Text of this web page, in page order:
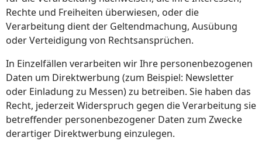
Rechte und Freiheiten überwiesen, oder die
Verarbeitung dient der Geltendmachung, Ausübung
oder Verteidigung von Rechtsansprüchen.
In Einzelfällen verarbeiten wir Ihre personenbezogenen
Daten um Direktwerbung (zum Beispiel: Newsletter
oder Einladung zu Messen) zu betreiben. Sie haben das
Recht, jederzeit Widerspruch gegen die Verarbeitung sie
betreffender personenbezogener Daten zum Zwecke
derartiger Direktwerbung einzulegen.